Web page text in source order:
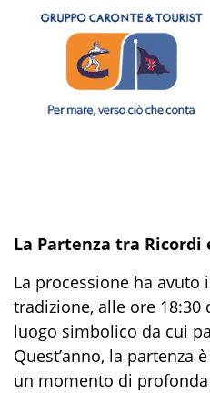
La Partenza tra Ricordi
La processione ha avuto
tradizione, alle ore 18:30
luogo simbolico da cui
Quest’anno, la partenza
un momento di